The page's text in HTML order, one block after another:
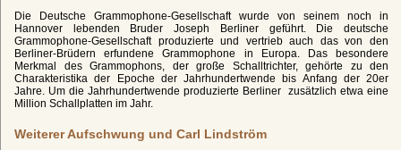
Die Deutsche Grammophone-Gesellschaft wurde von seinem noch in
Hannover lebenden Bruder Joseph Berliner geführt. Die deutsche
Grammophone-Gesellschaft produzierte und vertrieb auch das von den
Berliner-Brüdern erfundene Grammophone in Europa. Das besondere
Merkmal des Grammophons, der große Schalltrichter, gehörte zu den
Charakteristika der Epoche der Jahrhundertwende bis Anfang der 20er
Jahre. Um die Jahrhundertwende produzierte Berliner zusätzlich etwa eine
Million Schallplatten im Jahr.
Weiterer Aufschwung und Carl Lindström